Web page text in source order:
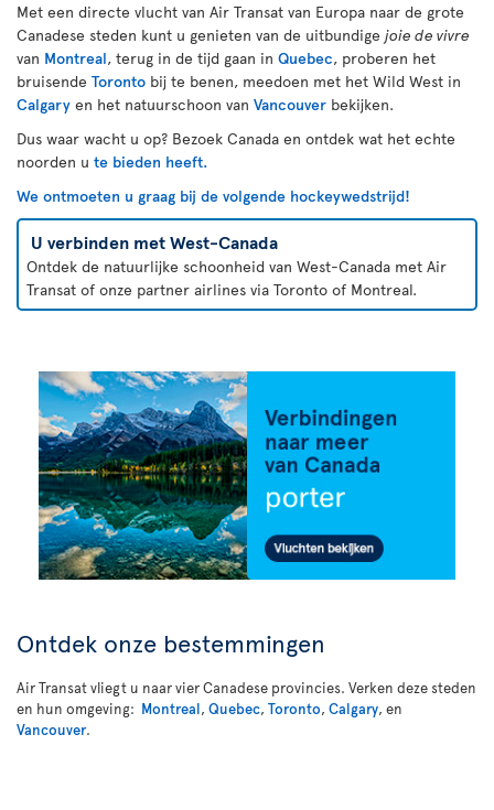
Met een directe vlucht van Air Transat van Europa naar de grote
Canadese steden kunt u genieten van de uitbundige joie de vivre
van Montreal, terug in de tijd gaan in Quebec, proberen het
bruisende Toronto bij te benen, meedoen met het Wild West in
Calgary en het natuurschoon van Vancouver bekijken.
Dus waar wacht u op? Bezoek Canada en ontdek wat het echte
noorden u te bieden heeft.
We ontmoeten u graag bij de volgende hockeywedstrijd!
U verbinden met West-Canada
Ontdek de natuurlijke schoonheid van West-Canada met Air
Transat of onze partner airlines via Toronto of Montreal.
Ontdek onze bestemmingen
Air Transat vliegt u naar vier Canadese provincies. Verken deze steden
en hun omgeving: Montreal, Quebec, Toronto, Calgary, en
Vancouver.